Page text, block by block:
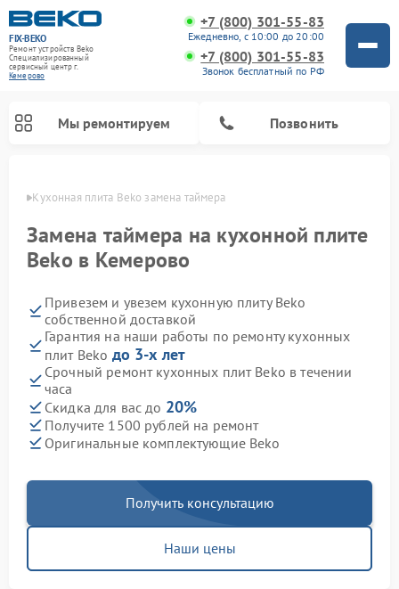
FIX-BEKO
Ремонт устройств Beko
Специализированный
cервисный центр г.
Кемерово
+7 (800) 301-55-83
Ежедневно, с 10:00 до 20:00
+7 (800) 301-55-83
Звонок бесплатный по РФ
Мы ремонтируем Позвонить
Кухонная плита Beko замена таймера
Замена таймера на кухонной плите
Beko в Кемерово
Привезем и увезем кухонную плиту Beko
собственной доставкой
Гарантия на наши работы по ремонту кухонных
плит Beko до 3-х лет
Срочный ремонт кухонных плит Beko в течении
часа
Скидка для вас до 20%
Получите 1500 рублей на ремонт
Оригинальные комплектующие Beko
Получить консультацию
Наши цены